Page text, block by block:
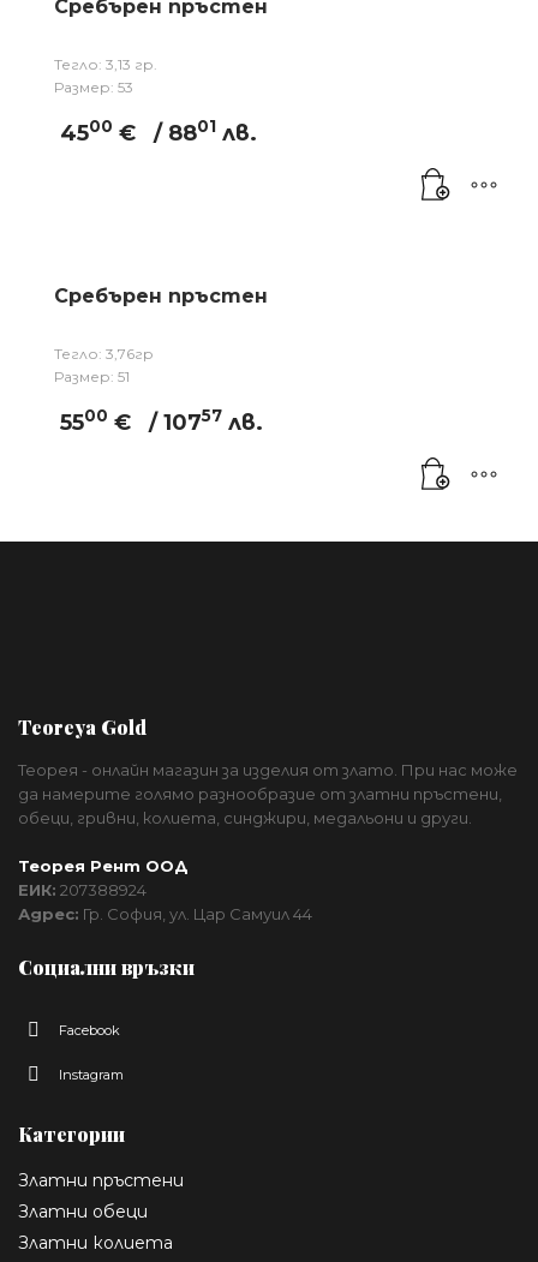
Сребърен пръстен
Тегло: 3,13 гр.
Размер: 53
4500 € / 8801 лв.
Сребърен пръстен
Тегло: 3,76гр
Размер: 51
5500 € / 10757 лв.
Teoreya Gold
Теорея - онлайн магазин за изделия от злато. При нас може
да намерите голямо разнообразие от златни пръстени,
обеци, гривни, колиета, синджири, медальони и други.
Теорея Рент ООД
ЕИК: 207388924
Адрес: Гр. София, ул. Цар Самуил 44
Социални връзки
Facebook
Instagram
Категории
Златни пръстени
Златни обеци
Златни колиета